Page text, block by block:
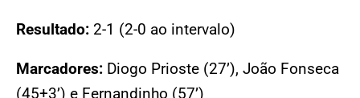
Resultado: 2-1 (2-0 ao intervalo)
Marcadores: Diogo Prioste (27’), João Fonseca
(45+3’) e Fernandinho (57’)